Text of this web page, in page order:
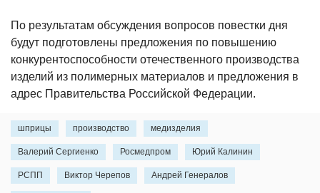
По результатам обсуждения вопросов повестки дня
будут подготовлены предложения по повышению
конкурентоспособности отечественного производства
изделий из полимерных материалов и предложения в
адрес Правительства Российской Федерации.
шприцы производство медизделия
Валерий Сергиенко Росмедпром Юрий Калинин
РСПП Виктор Черепов Андрей Генералов